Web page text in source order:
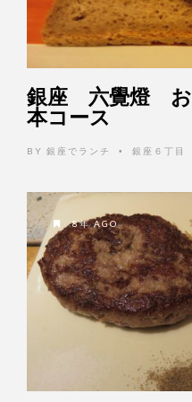
銀座 六覺燈 お
本コース
BY 銀座でランチ • 銀座６丁目
8年 AGO